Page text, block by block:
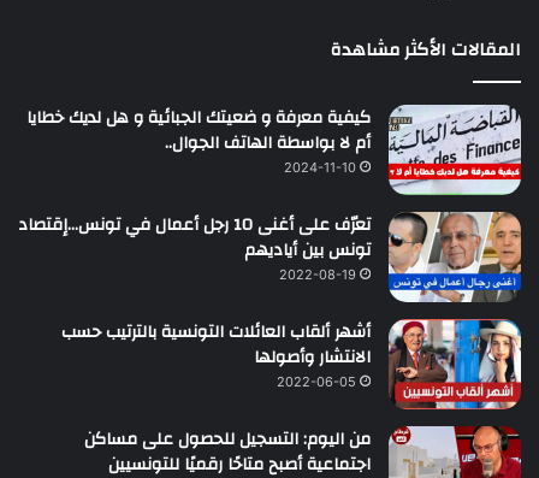
المقالات الأكثر مشاهدة
كيفية معرفة و ضعيتك الجبائية و هل لديك خطايا
أم لا بواسطة الهاتف الجوال..
2024-11-10
تعرّف على أغنى 10 رجل أعمال في تونس…إقتصاد
تونس بين أياديهم
2022-08-19
أشهر ألقاب العائلات التونسية بالترتيب حسب
الانتشار وأصولها
2022-06-05
من اليوم: التسجيل للحصول على مساكن
اجتماعية أصبح متاحًا رقميًا للتونسيين